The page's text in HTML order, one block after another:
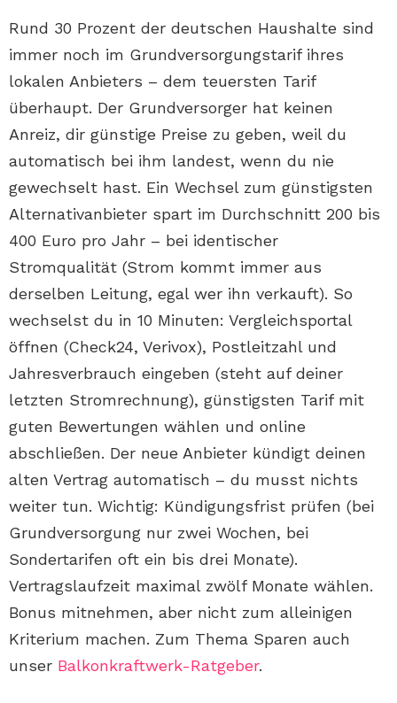
Rund 30 Prozent der deutschen Haushalte sind
immer noch im Grundversorgungstarif ihres
lokalen Anbieters – dem teuersten Tarif
überhaupt. Der Grundversorger hat keinen
Anreiz, dir günstige Preise zu geben, weil du
automatisch bei ihm landest, wenn du nie
gewechselt hast. Ein Wechsel zum günstigsten
Alternativanbieter spart im Durchschnitt 200 bis
400 Euro pro Jahr – bei identischer
Stromqualität (Strom kommt immer aus
derselben Leitung, egal wer ihn verkauft). So
wechselst du in 10 Minuten: Vergleichsportal
öffnen (Check24, Verivox), Postleitzahl und
Jahresverbrauch eingeben (steht auf deiner
letzten Stromrechnung), günstigsten Tarif mit
guten Bewertungen wählen und online
abschließen. Der neue Anbieter kündigt deinen
alten Vertrag automatisch – du musst nichts
weiter tun. Wichtig: Kündigungsfrist prüfen (bei
Grundversorgung nur zwei Wochen, bei
Sondertarifen oft ein bis drei Monate).
Vertragslaufzeit maximal zwölf Monate wählen.
Bonus mitnehmen, aber nicht zum alleinigen
Kriterium machen. Zum Thema Sparen auch
unser Balkonkraftwerk-Ratgeber.